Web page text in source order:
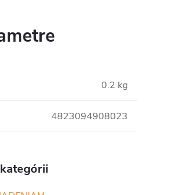
0.2 kg
4823094908023